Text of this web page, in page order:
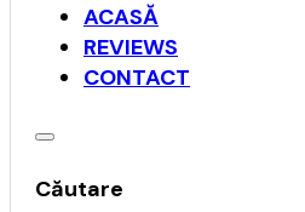
ACASĂ
REVIEWS
CONTACT
Căutare